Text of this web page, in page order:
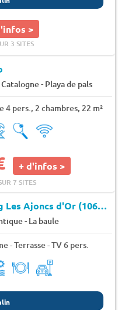
>
3 SITES
Catalogne- Playa de pals
4 pers., 2 chambres, 22 m²
+ d'infos >
7 SITES
Camping Les Ajoncs d'Or (106612)
- La baule
- Terrasse - TV 6 pers.